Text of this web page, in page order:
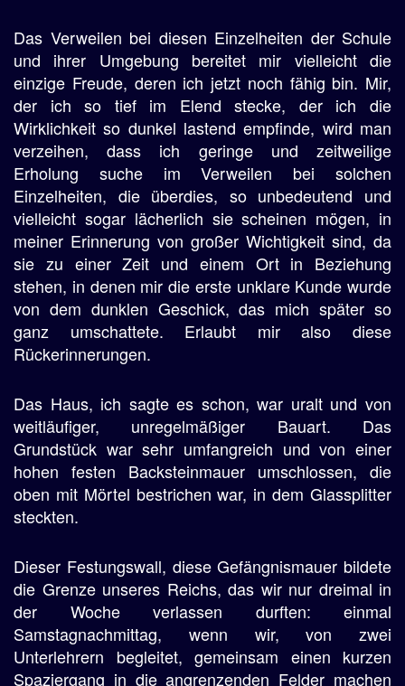
Das Verweilen bei diesen Einzelheiten der Schule
und ihrer Umgebung bereitet mir vielleicht die
einzige Freude, deren ich jetzt noch fähig bin. Mir,
der ich so tief im Elend stecke, der ich die
Wirklichkeit so dunkel lastend empfinde, wird man
verzeihen, dass ich geringe und zeitweilige
Erholung suche im Verweilen bei solchen
Einzelheiten, die überdies, so unbedeutend und
vielleicht sogar lächerlich sie scheinen mögen, in
meiner Erinnerung von großer Wichtigkeit sind, da
sie zu einer Zeit und einem Ort in Beziehung
stehen, in denen mir die erste unklare Kunde wurde
von dem dunklen Geschick, das mich später so
ganz umschattete. Erlaubt mir also diese
Rückerinnerungen.
Das Haus, ich sagte es schon, war uralt und von
weitläufiger, unregelmäßiger Bauart. Das
Grundstück war sehr umfangreich und von einer
hohen festen Backsteinmauer umschlossen, die
oben mit Mörtel bestrichen war, in dem Glassplitter
steckten.
Dieser Festungswall, diese Gefängnismauer bildete
die Grenze unseres Reichs, das wir nur dreimal in
der Woche verlassen durften: einmal
Samstagnachmittag, wenn wir, von zwei
Unterlehrern begleitet, gemeinsam einen kurzen
Spaziergang in die angrenzenden Felder machen